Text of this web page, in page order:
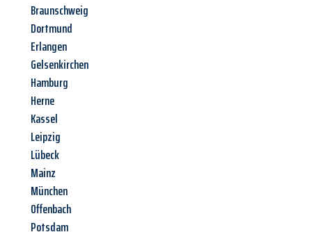
Braunschweig
Dortmund
Erlangen
Gelsenkirchen
Hamburg
Herne
Kassel
Leipzig
Lübeck
Mainz
München
Offenbach
Potsdam